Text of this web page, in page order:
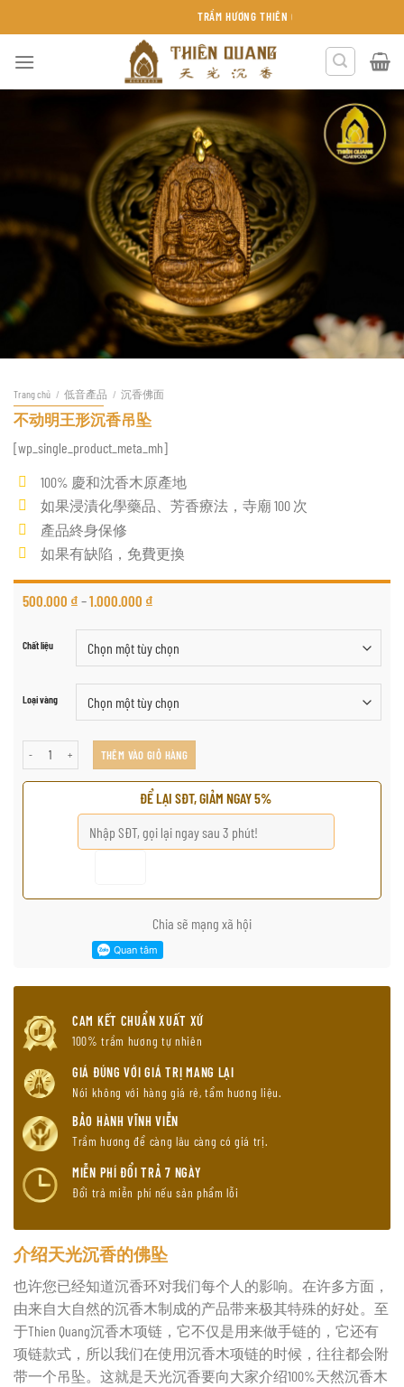
đến
TRẦM HƯƠNG THIÊN QUANG KHÁNH HÒA
Trang chủ / 低音產品 / 沉香佛面
不动明王形沉香吊坠
[wp_single_product_meta_mh]
100% 慶和沈香木原產地
如果浸漬化學藥品、芳香療法，寺廟 100 次
產品終身保修
如果有缺陷，免費更換
500.000 ₫ –1.000.000 ₫
Chất liệu
Loại vàng
不动明王形沉香吊坠 số lượngTHÊM VÀO GIỎ HÀNG
ĐỂ LẠI SĐT, GIẢM NGAY 5%
Chia sẽ mạng xã hội
CAM KẾT CHUẨN XUẤT XỨ
100% trầm hương tự nhiên
GIÁ ĐÚNG VỚI GIÁ TRỊ MANG LẠI
Nói không với hàng giá rẻ, tẩm hương liệu.
BẢO HÀNH VĨNH VIỄN
Trầm hương để càng lâu càng có giá trị.
MIỄN PHÍ ĐỔI TRẢ 7 NGÀY
Đổi trả miễn phí nếu sản phẩm lỗi
介绍天光沉香的佛坠
也许您已经知道沉香环对我们每个人的影响。在许多方面，
由来自大自然的沉香木制成的产品带来极其特殊的好处。至
于Thien Quang沉香木项链，它不仅是用来做手链的，它还有
项链款式，所以我们在使用沉香木项链的时候，往往都会附
带一个吊坠。这就是天光沉香要向大家介绍100%天然沉香木